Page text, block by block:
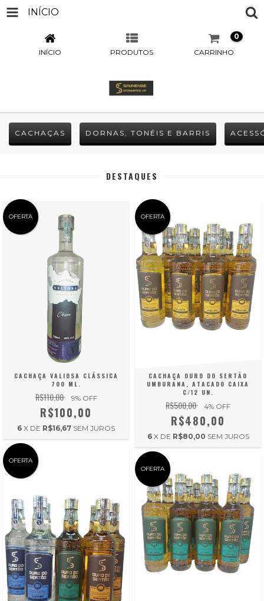
INÍCIO
INÍCIO PRODUTOS CARRINHO
0
CACHAÇAS DORNAS, TONÉIS E BARRIS
DESTAQUES
OFERTA
CACHAÇA VALIOSA CLÁSSICA
700 ML.
R$110,00 9% OFF
R$100,00
6 X DE R$16,67 SEM JUROS
OFERTA
CACHAÇA OURO DO SERTÃO
UMBURANA, ATACADO CAIXA
C/12 UN.
R$500,00 4% OFF
R$480,00
6 X DE R$80,00 SEM JUROS
OFERTA
OFERTA